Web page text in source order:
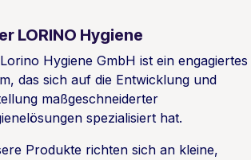
LORINO Hygiene
Hygiene GmbH ist ein engagiertes
das sich auf die Entwicklung und
maßgeschneiderter
spezialisiert hat.
Produkte richten sich an kleine,